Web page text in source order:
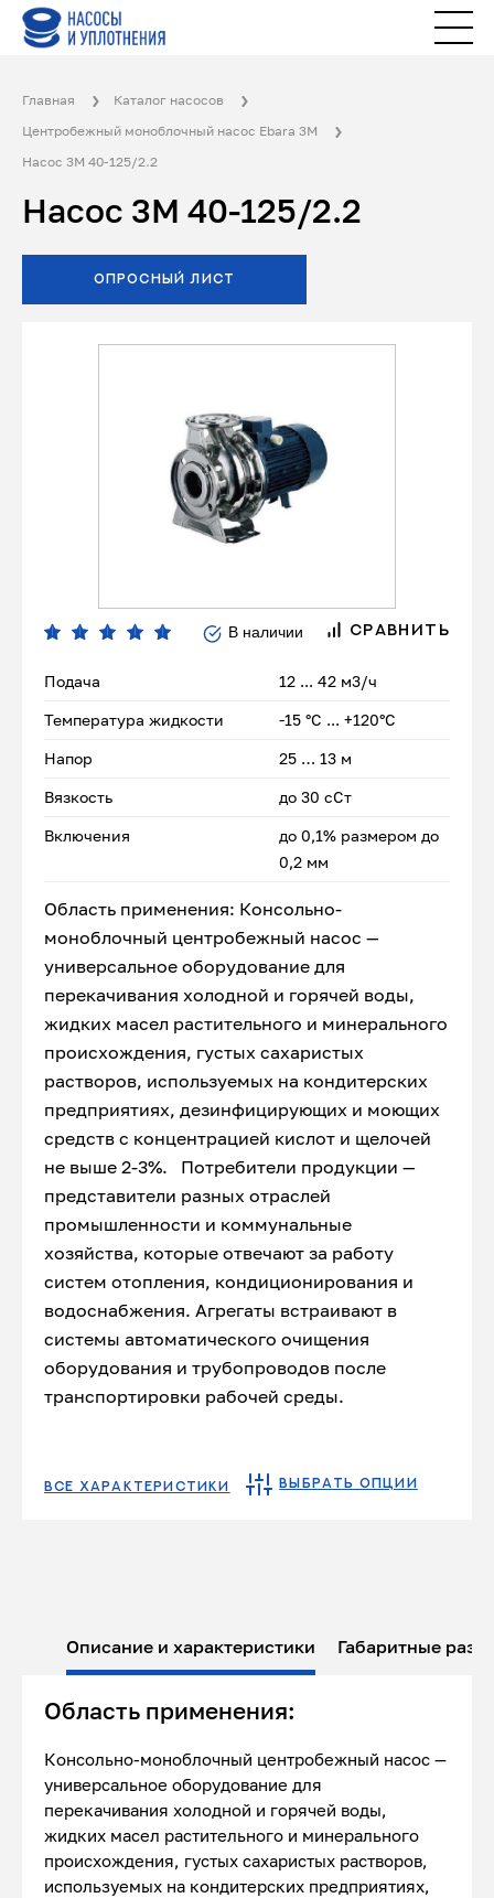
Главная
Каталог насосов
Центробежный моноблочный насос Ebara 3M
Насос 3M 40-125/2.2
Насос 3M 40-125/2.2
ОПРОСНЫЙ ЛИСТ
В наличии СРАВНИТЬ
Подача 12 ... 42 м3/ч
Температура жидкости -15 °С ... +120°С
Напор 25 … 13 м
Вязкость до 30 сСт
Включения
до 0,1% размером до
0,2 мм
Область применения: Консольно-
моноблочный центробежный насос —
универсальное оборудование для
перекачивания холодной и горячей воды,
жидких масел растительного и минерального
происхождения, густых сахаристых
растворов, используемых на кондитерских
предприятиях, дезинфицирующих и моющих
средств с концентрацией кислот и щелочей
не выше 2-3%. Потребители продукции —
представители разных отраслей
промышленности и коммунальные
хозяйства, которые отвечают за работу
систем отопления, кондиционирования и
водоснабжения. Агрегаты встраивают в
системы автоматического очищения
оборудования и трубопроводов после
транспортировки рабочей среды.
ВСЕ ХАРАКТЕРИСТИКИ ВЫБРАТЬ ОПЦИИ
Описание и характеристики Габаритные
Область применения:
Консольно-моноблочный центробежный насос —
универсальное оборудование для
перекачивания холодной и горячей воды,
жидких масел растительного и минерального
происхождения, густых сахаристых растворов,
используемых на кондитерских предприятиях,